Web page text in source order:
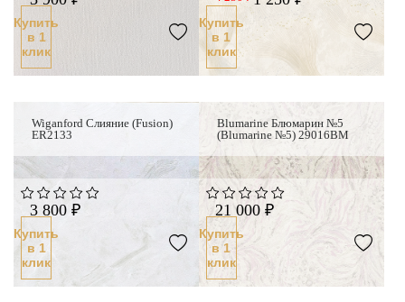
Купить
в 1
клик
Купить
в 1
клик
Wiganford Слияние (Fusion)
ER2133
3 800 ₽
Купить
в 1
клик
Blumarine Блюмарин №5
(Blumarine №5) 29016BM
21 000 ₽
Купить
в 1
клик